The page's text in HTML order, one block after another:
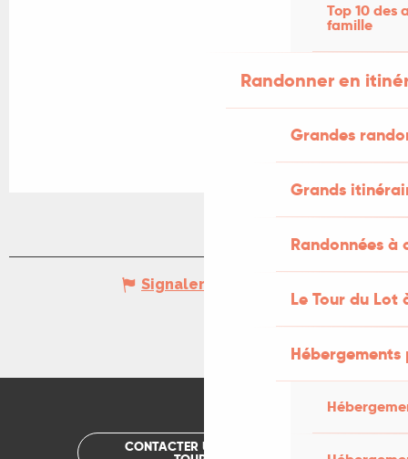
Top 10 des
famille
Randonner en
Grandes
Grands
Randonnées
Le Tour du Lot
Signaler une erreur
CONTACTER UN OFFICE DE